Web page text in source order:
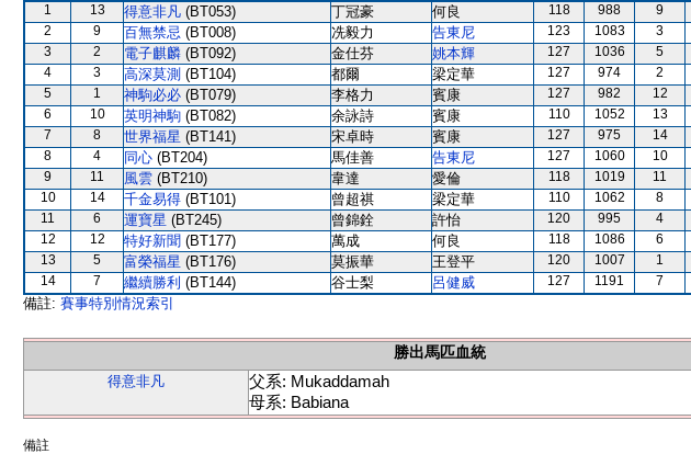
1 13 得意非凡 (BT053) 丁冠豪 何良 118 988 9
2
9 百無禁忌 (BT008) 冼毅力 告東尼 123 1083 3
3
2 電子麒麟 (BT092) 金仕芬 姚本輝 127 1036 5
4
3 高深莫測 (BT104) 都爾 梁定華 127 974 2
5
1 神駒必必 (BT079) 李格力 賓康 127 982 12
6
10 英明神駒 (BT082) 余詠詩 賓康 110 1052 13
7
8 世界福星 (BT141) 宋卓時 賓康 127 975 14
8
4 同心 (BT204) 馬佳善 告東尼 127 1060 10
9
11 風雲 (BT210) 韋達 愛倫 118 1019 11
10
14 千金易得 (BT101) 曾超祺 梁定華 110 1062 8
11
6 運寶星 (BT245) 曾錦銓 許怡 120 995 4
12
12 特好新聞 (BT177) 萬成 何良 118 1086 6
13
5 富榮福星 (BT176) 莫振華 王登平 120 1007 1
14
7 繼續勝利 (BT144) 谷士梨 呂健威 127 1191 7
備註: 賽事特別情況索引
勝出馬匹血統
得意非凡
父系: Mukaddamah
母系: Babiana
備註